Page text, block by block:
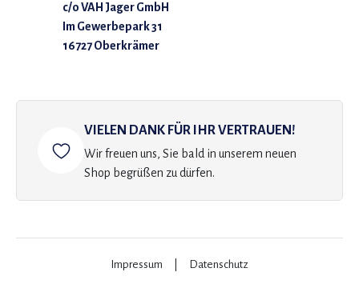
c/o VAH Jager GmbH
Im Gewerbepark 31
16727 Oberkrämer
VIELEN DANK FÜR IHR VERTRAUEN!
Wir freuen uns, Sie bald in unserem neuen
Shop begrüßen zu dürfen.
Impressum Datenschutz